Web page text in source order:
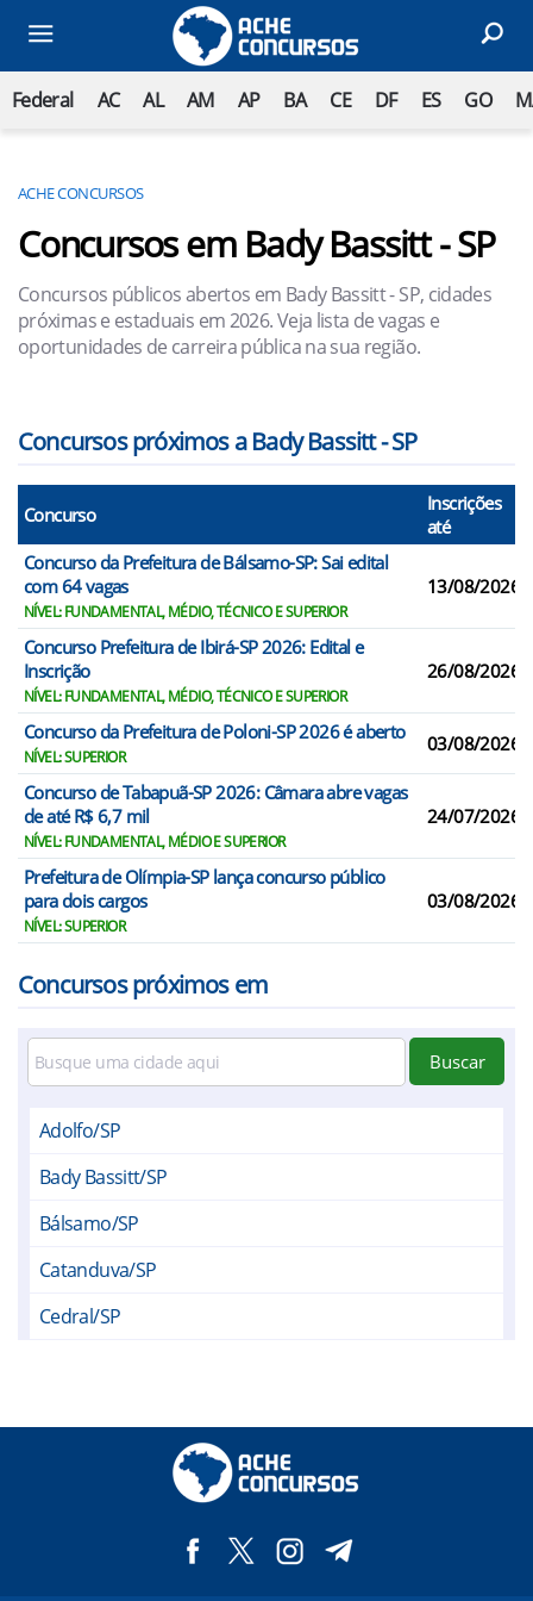
Federal AC AL AM AP BA CE DF ES GO
ACHE CONCURSOS
Concursos em Bady Bassitt - SP
Concursos públicos abertos em Bady Bassitt - SP, cidades
próximas e estaduais em 2026. Veja lista de vagas e
oportunidades de carreira pública na sua região.
Concursos próximos a Bady Bassitt - SP
Concurso
Inscrições
até
Concurso da Prefeitura de Bálsamo-SP: Sai edital
com 64 vagas
NÍVEL: FUNDAMENTAL, MÉDIO, TÉCNICO E SUPERIOR
13/08/2026
Concurso Prefeitura de Ibirá-SP 2026: Edital e
Inscrição
NÍVEL: FUNDAMENTAL, MÉDIO, TÉCNICO E SUPERIOR
26/08/2026
Concurso da Prefeitura de Poloni-SP 2026 é aberto
NÍVEL: SUPERIOR
03/08/2026
Concurso de Tabapuã-SP 2026: Câmara abre vagas
de até R$ 6,7 mil
NÍVEL: FUNDAMENTAL, MÉDIO E SUPERIOR
24/07/2026
Prefeitura de Olímpia-SP lança concurso público
para dois cargos
NÍVEL: SUPERIOR
03/08/2026
Concursos próximos em
Buscar
Adolfo/SP
Bady Bassitt/SP
Bálsamo/SP
Catanduva/SP
Cedral/SP